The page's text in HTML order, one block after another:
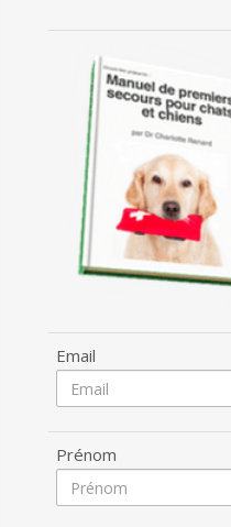
Email
Prénom